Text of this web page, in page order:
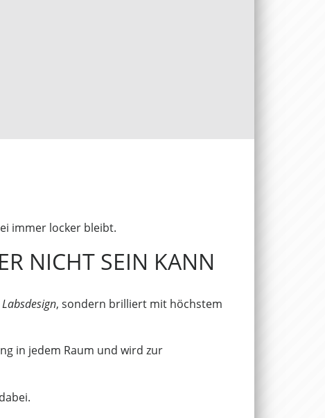
immer locker bleibt.
NICHT SEIN KANN
Labsdesign, sondern brilliert mit höchstem
in jedem Raum und wird zur